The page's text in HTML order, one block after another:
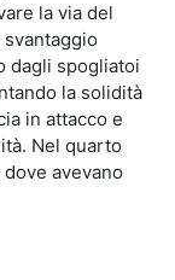
la via del
dagli spogliatoi
la solidità
in attacco e
Nel quarto
avevano